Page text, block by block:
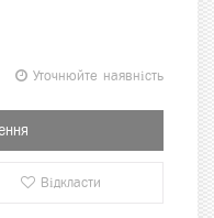
Уточнюйте наявність
Відкласти